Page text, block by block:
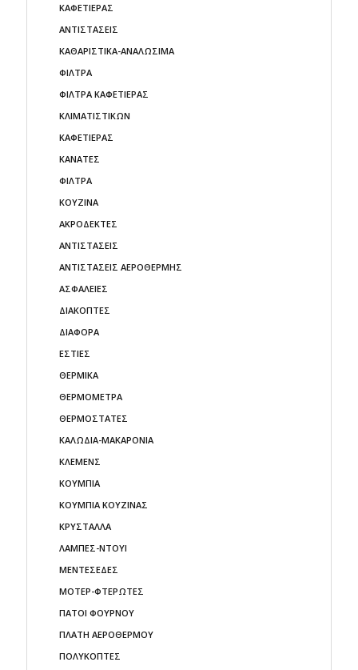
ΚΑΦΕΤΙΕΡΑΣ
ΑΝΤΙΣΤΑΣΕΙΣ
ΚΑΘΑΡΙΣΤΙΚΑ-ΑΝΑΛΩΣΙΜΑ
ΦΙΛΤΡΑ
ΦΙΛΤΡΑ ΚΑΦΕΤΙΕΡΑΣ
ΚΛΙΜΑΤΙΣΤΙΚΩΝ
ΚΑΦΕΤΙΕΡΑΣ
ΚΑΝΑΤΕΣ
ΦΙΛΤΡΑ
ΚΟΥΖΙΝΑ
ΑΚΡΟΔΕΚΤΕΣ
ΑΝΤΙΣΤΑΣΕΙΣ
ΑΝΤΙΣΤΑΣΕΙΣ ΑΕΡΟΘΕΡΜΗΣ
ΑΣΦΑΛΕΙΕΣ
ΔΙΑΚΟΠΤΕΣ
ΔΙΑΦΟΡΑ
ΕΣΤΙΕΣ
ΘΕΡΜΙΚΑ
ΘΕΡΜΟΜΕΤΡΑ
ΘΕΡΜΟΣΤΑΤΕΣ
ΚΑΛΩΔΙΑ-ΜΑΚΑΡΟΝΙΑ
ΚΛΕΜΕΝΣ
ΚΟΥΜΠΙΑ
ΚΟΥΜΠΙΑ ΚΟΥΖΙΝΑΣ
ΚΡΥΣΤΑΛΛΑ
ΛΑΜΠΕΣ-ΝΤΟΥΙ
ΜΕΝΤΕΣΕΔΕΣ
ΜΟΤΕΡ-ΦΤΕΡΩΤΕΣ
ΠΑΤΟΙ ΦΟΥΡΝΟΥ
ΠΛΑΤΗ ΑΕΡΟΘΕΡΜΟΥ
ΠΟΛΥΚΟΠΤΕΣ